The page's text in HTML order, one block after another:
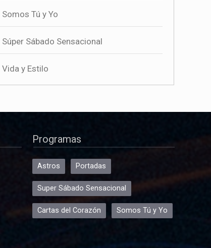
Somos Tú y Yo
Súper Sábado Sensacional
Vida y Estilo
Programas
Astros Portadas
Super Sábado Sensacional
Cartas del Corazón Somos Tú y Yo